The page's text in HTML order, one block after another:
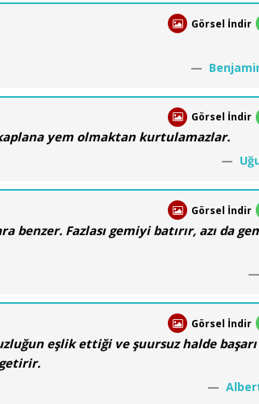
Görsel İndir
Görsel İndir
yem olmaktan kurtulamazlar.
Görsel İndir
benzer. Fazlası gemiyi batırır, azı da
Görsel İndir
eşlik ettiği ve şuursuz halde başarı